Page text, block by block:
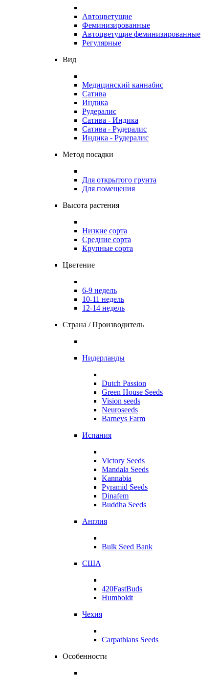
Автоцветущие
Феминизированные
Автоцветущие феминизированные
Регулярные
Вид
Медицинский каннабис
Сатива
Индика
Рудералис
Сатива - Индика
Сатива - Рудералис
Индика - Рудералис
Метод посадки
Для открытого грунта
Для помещения
Высота растения
Низкие сорта
Средние сорта
Крупные сорта
Цветение
6-9 недель
10-11 недель
12-14 недель
Страна / Производитель
Нидерланды
Dutch Passion
Green House Seeds
Vision seeds
Neuroseeds
Barneys Farm
Испания
Victory Seeds
Mandala Seeds
Kannabia
Pyramid Seeds
Dinafem
Buddha Seeds
Англия
Bulk Seed Bank
США
420FastBuds
Humboldt
Чехия
Carpathians Seeds
Особенности